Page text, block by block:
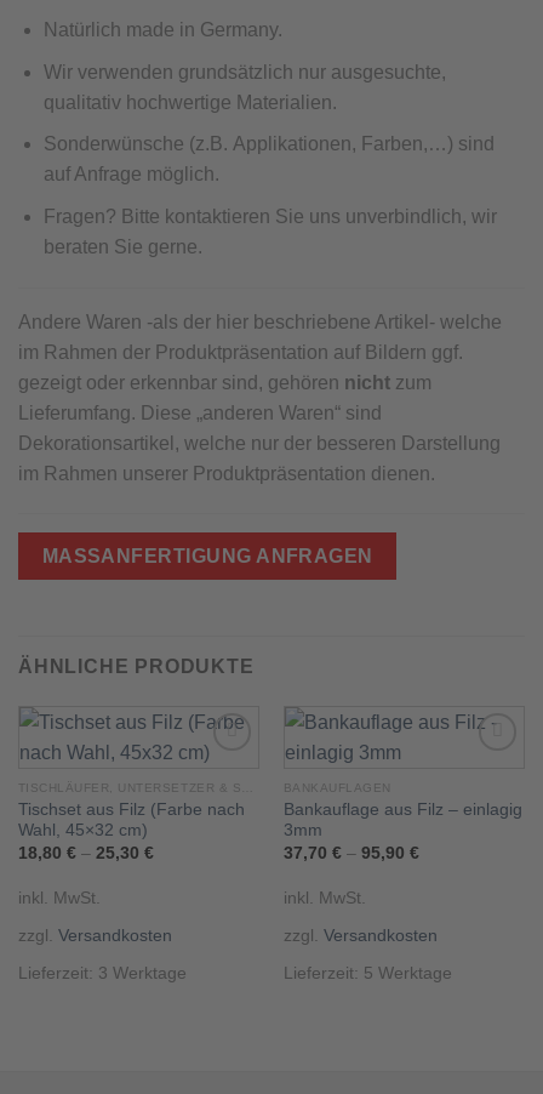
Natürlich made in Germany.
Wir verwenden grundsätzlich nur ausgesuchte,
qualitativ hochwertige Materialien.
Sonderwünsche (z.B. Applikationen, Farben,…) sind
auf Anfrage möglich.
Fragen? Bitte kontaktieren Sie uns unverbindlich, wir
beraten Sie gerne.
Andere Waren -als der hier beschriebene Artikel- welche
im Rahmen der Produktpräsentation auf Bildern ggf.
gezeigt oder erkennbar sind, gehören nicht zum
Lieferumfang. Diese „anderen Waren“ sind
Dekorationsartikel, welche nur der besseren Darstellung
im Rahmen unserer Produktpräsentation dienen.
MASSANFERTIGUNG ANFRAGEN
ÄHNLICHE PRODUKTE
Add to
Tischset aus Filz (Farbe nach
Wahl, 45×32 cm)
18,80 €– 25,30 €
inkl. MwSt.
zzgl. Versandkosten
Lieferzeit: 3 Werktage
Add to
BANKAUFLAGEN
Bankauflage aus Filz – einlagig
3mm
37,70 €– 95,90 €
inkl. MwSt.
zzgl. Versandkosten
Lieferzeit: 5 Werktage